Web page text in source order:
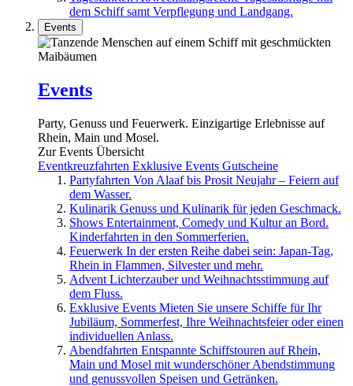
dem Schiff samt Verpflegung und Landgang.
Events
Events
Party, Genuss und Feuerwerk. Einzigartige Erlebnisse auf
Rhein, Main und Mosel.
Zur Events Übersicht
Eventkreuzfahrten Exklusive Events Gutscheine
Partyfahrten Von Alaaf bis Prosit Neujahr – Feiern auf
dem Wasser.
Kulinarik Genuss und Kulinarik für jeden Geschmack.
Shows Entertainment, Comedy und Kultur an Bord.
Kinderfahrten in den Sommerferien.
Feuerwerk In der ersten Reihe dabei sein: Japan-Tag,
Rhein in Flammen, Silvester und mehr.
Advent Lichterzauber und Weihnachtsstimmung auf
dem Fluss.
Exklusive Events Mieten Sie unsere Schiffe für Ihr
Jubiläum, Sommerfest, Ihre Weihnachtsfeier oder einen
individuellen Anlass.
Abendfahrten Entspannte Schiffstouren auf Rhein,
Main und Mosel mit wunderschöner Abendstimmung
und genussvollen Speisen und Getränken.